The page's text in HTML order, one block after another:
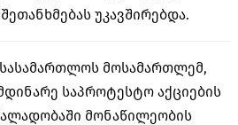
უკავშირებდა.
მოსამართლემ,
საპროტესტო აქციების
მონაწილეობის